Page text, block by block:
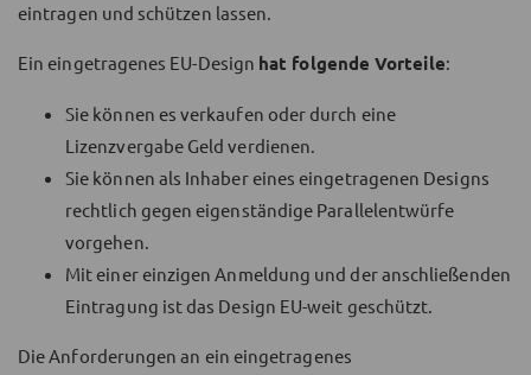
eintragen und schützen lassen.
Ein eingetragenes EU-Design hat folgende Vorteile:
Sie können es verkaufen oder durch eine
Lizenzvergabe Geld verdienen.
Sie können als Inhaber eines eingetragenen Designs
rechtlich gegen eigenständige Parallelentwürfe
vorgehen.
Mit einer einzigen Anmeldung und der anschließenden
Eintragung ist das Design EU-weit geschützt.
Die Anforderungen an ein eingetragenes